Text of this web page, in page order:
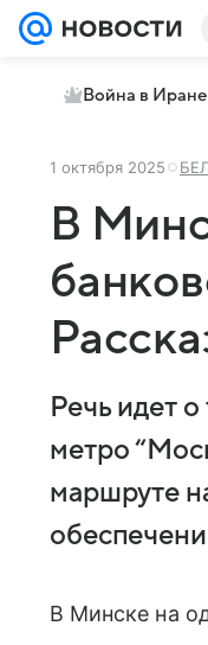
Война в Иране
1 октября 2025
В
Речь идет
метро
маршруте
В Минске на